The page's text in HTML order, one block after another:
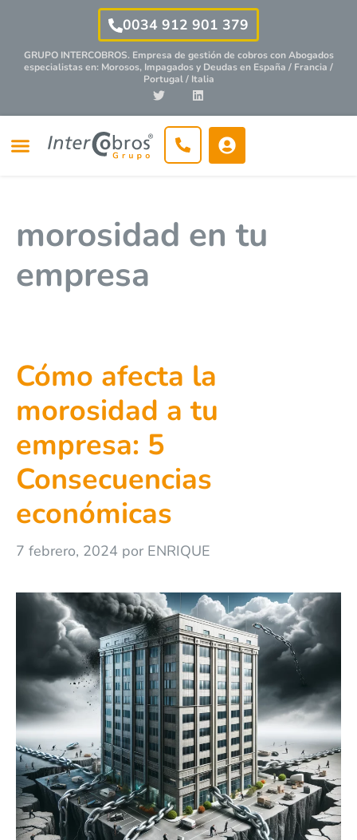
0034 912 901 379
GRUPO INTERCOBROS. Empresa de gestión de cobros conAbogados
especialistasen: Morosos, Impagados y Deudas en España / Francia /
Portugal / Italia
morosidad en tu
empresa
Cómo afecta la
morosidad a tu
empresa: 5
Consecuencias
económicas
7 febrero, 2024 por ENRIQUE